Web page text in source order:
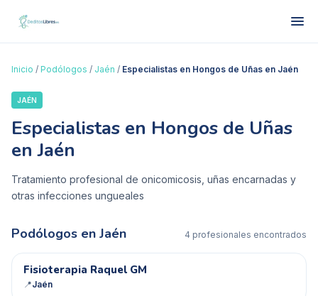
Inicio / Podólogos / Jaén / Especialistas en Hongos de Uñas en Jaén
JAÉN
Especialistas en Hongos de Uñas
en Jaén
Tratamiento profesional de onicomicosis, uñas encarnadas y
otras infecciones ungueales
Podólogos en Jaén 4 profesionales encontrados
FR
Fisioterapia Raquel GM
📍Jaén